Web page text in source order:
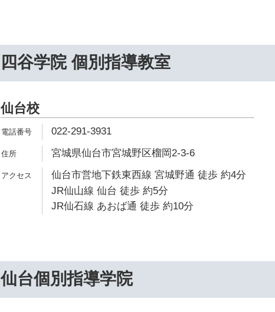
四谷学院 個別指導教室
仙台校
022-291-3931
宮城県仙台市宮城野区榴岡2-3-6
仙台市営地下鉄東西線 宮城野通 徒歩 約4分
JR仙山線 仙台 徒歩 約5分
JR仙石線 あおば通 徒歩 約10分
仙台個別指導学院